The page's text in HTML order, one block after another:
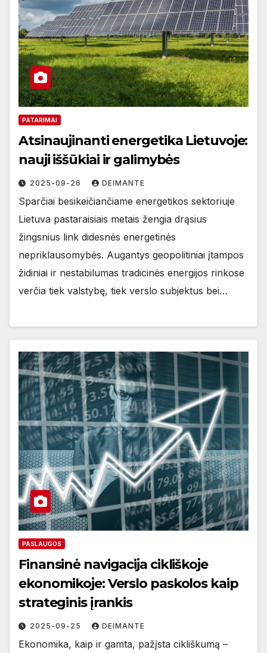
PATARIMAI
Atsinaujinanti energetika Lietuvoje:
nauji iššūkiai ir galimybės
2025-09-26 DEIMANTE
Sparčiai besikeičiančiame energetikos sektoriuje
Lietuva pastaraisiais metais žengia drąsius
žingsnius link didesnės energetinės
nepriklausomybės. Augantys geopolitiniai įtampos
židiniai ir nestabilumas tradicinės energijos rinkose
verčia tiek valstybę, tiek verslo subjektus bei…
PASLAUGOS
Finansinė navigacija cikliškoje
ekonomikoje: Verslo paskolos kaip
strateginis įrankis
2025-09-25 DEIMANTE
Ekonomika, kaip ir gamta, pažįsta cikliškumą –